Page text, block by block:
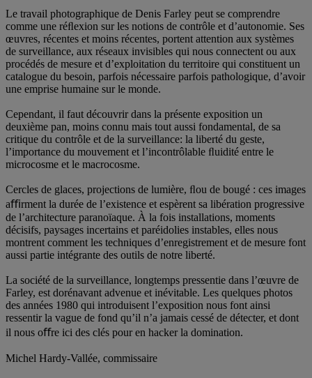
Le travail photographique de Denis Farley peut se comprendre
comme une réﬂexion sur les notions de contrôle et d’autonomie. Ses
œuvres, récentes et moins récentes, portent attention aux systèmes
de surveillance, aux réseaux invisibles qui nous connectent ou aux
procédés de mesure et d’exploitation du territoire qui constituent un
catalogue du besoin, parfois nécessaire parfois pathologique, d’avoir
une emprise humaine sur le monde.
Cependant, il faut découvrir dans la présente exposition un
deuxième pan, moins connu mais tout aussi fondamental, de sa
critique du contrôle et de la surveillance: la liberté du geste,
l’importance du mouvement et l’incontrôlable ﬂuidité entre le
microcosme et le macrocosme.
Cercles de glaces, projections de lumière, ﬂou de bougé : ces images
aﬃrment la durée de l’existence et espèrent sa libération progressive
de l’architecture paranoïaque. À la fois installations, moments
décisifs, paysages incertains et paréidolies instables, elles nous
montrent comment les techniques d’enregistrement et de mesure font
aussi partie intégrante des outils de notre liberté.
La société de la surveillance, longtemps pressentie dans l’œuvre de
Farley, est dorénavant advenue et inévitable. Les quelques photos
des années 1980 qui introduisent l’exposition nous font ainsi
ressentir la vague de fond qu’il n’a jamais cessé de détecter, et dont
il nous oﬀre ici des clés pour en hacker la domination.
Michel Hardy-Vallée, commissaire